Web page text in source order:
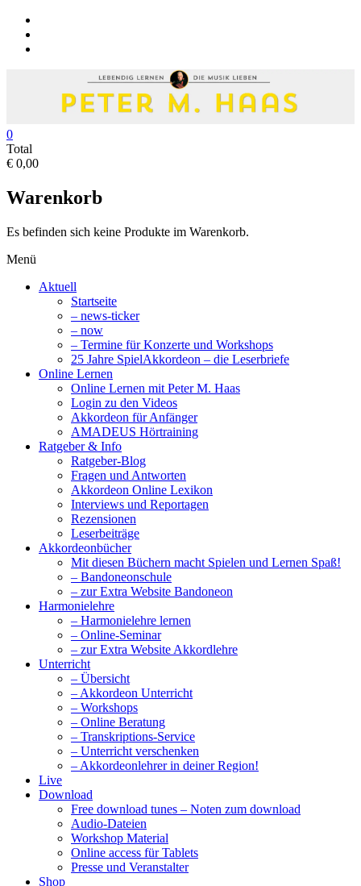
Skip
content
Peter
M.
M.
Musiker
Akkordeon,
Bandoneon,
Harmonielehre
0
Total
€ 0,00
Warenkorb
Es befinden sich keine Produkte im Warenkorb.
Menü
Aktuell
Startseite
– news-ticker
– now
– Termine für Konzerte und Workshops
25 Jahre SpielAkkordeon – die Leserbriefe
Online Lernen
Online Lernen mit Peter M. Haas
Login zu den Videos
Akkordeon für Anfänger
AMADEUS Hörtraining
Ratgeber & Info
Ratgeber-Blog
Fragen und Antworten
Akkordeon Online Lexikon
Interviews und Reportagen
Rezensionen
Leserbeiträge
Akkordeonbücher
Mit diesen Büchern macht Spielen und Lernen Spaß!
– Bandoneonschule
– zur Extra Website Bandoneon
Harmonielehre
– Harmonielehre lernen
– Online-Seminar
– zur Extra Website Akkordlehre
Unterricht
– Übersicht
– Akkordeon Unterricht
– Workshops
– Online Beratung
– Transkriptions-Service
– Unterricht verschenken
– Akkordeonlehrer in deiner Region!
Live
Download
Free download tunes – Noten zum download
Audio-Dateien
Workshop Material
Online access für Tablets
Presse und Veranstalter
Shop